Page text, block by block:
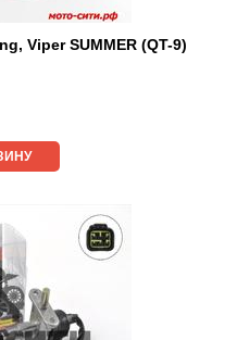
Viper SUMMER (QT-9)